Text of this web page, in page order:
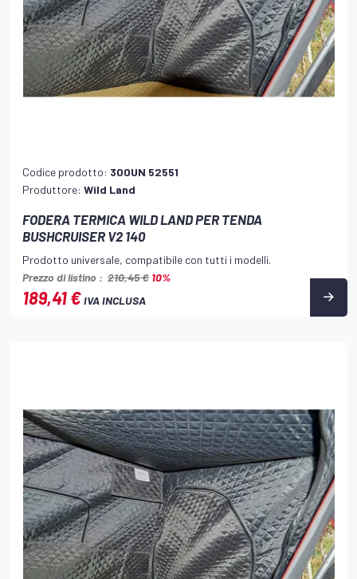
Codice prodotto: 300UN 52551
Produttore: Wild Land
FODERA TERMICA WILD LAND PER TENDA
BUSHCRUISER V2 140
Prodotto universale, compatibile con tutti i modelli.
Prezzo di listino : 210,45 € 10%
189,41 €IVA INCLUSA